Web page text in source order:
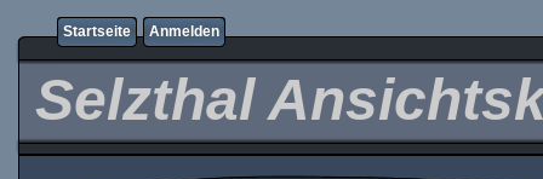
Startseite Anmelden
Selzthal